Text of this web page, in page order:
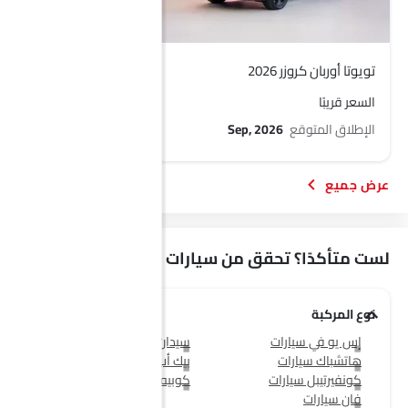
تويوتا أوربان كروزر 2026
السعر قريبًا
الإطلاق المتوقع Sep, 2026
لست متأكدًا؟ تحقق من سيارات أخرى
نوع المركبة
إس يو في سيارات
سيدان سيارات
هاتشباك سيارات
بيك أب سيارات
كونفيرتيبل سيارات
كوبيه سيارات
فان سيارات